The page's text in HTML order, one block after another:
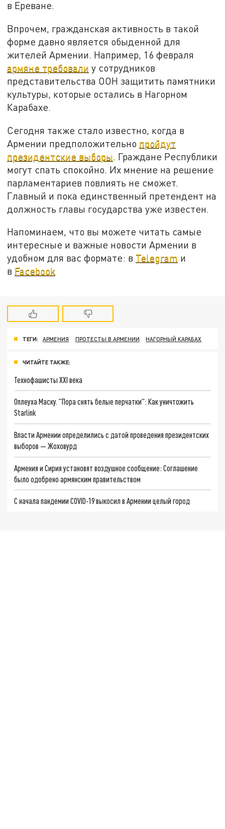
в Ереване.
Впрочем, гражданская активность в такой
форме давно является обыденной для
жителей Армении. Например, 16 февраля
армяне требовали у сотрудников
представительства ООН защитить памятники
культуры, которые остались в Нагорном
Карабахе.
Сегодня также стало известно, когда в
Армении предположительно пройдут
президентские выборы . Граждане Республики
могут спать спокойно. Их мнение на решение
парламентариев повлиять не сможет.
Главный и пока единственный претендент на
должность главы государства уже известен.
Напоминаем, что вы можете читать самые
интересные и важные новости Армении в
удобном для вас формате: в Telegram и
в Facebook
ТЕГИ: АРМЕНИЯ ПРОТЕСТЫ В АРМЕНИИ НАГОРНЫЙ КАРАБАХ
ЧИТАЙТЕ ТАКЖЕ:
Технофашисты XXI века
Оплеуха Маску. "Пора снять белые перчатки": Как уничтожить
Starlink
Власти Армении определились с датой проведения президентских
выборов — Жоховурд
Армения и Сирия установят воздушное сообщение: Соглашение
было одобрено армянским правительством
С начала пандемии COVID-19 выкосил в Армении целый город